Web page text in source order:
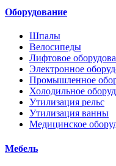
Оборудование
Шпалы
Велосипеды
Лифтовое
Электронное
Промышленное
Холодильное
Утилизация рельс
Утилизация ванны
Медицинское
Мебель